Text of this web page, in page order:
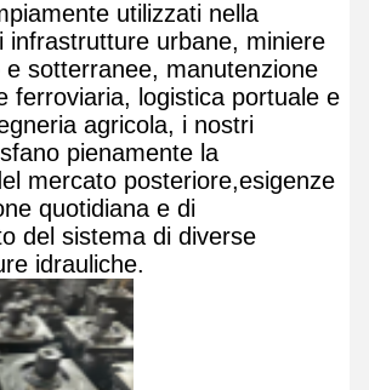
utilizzati nella
infrastrutture urbane, miniere
sotterranee, manutenzione
ferroviaria, logistica portuale e
agricola, i nostri
pienamente la
mercato posteriore,esigenze
quotidiana e di
del sistema di diverse
idrauliche.